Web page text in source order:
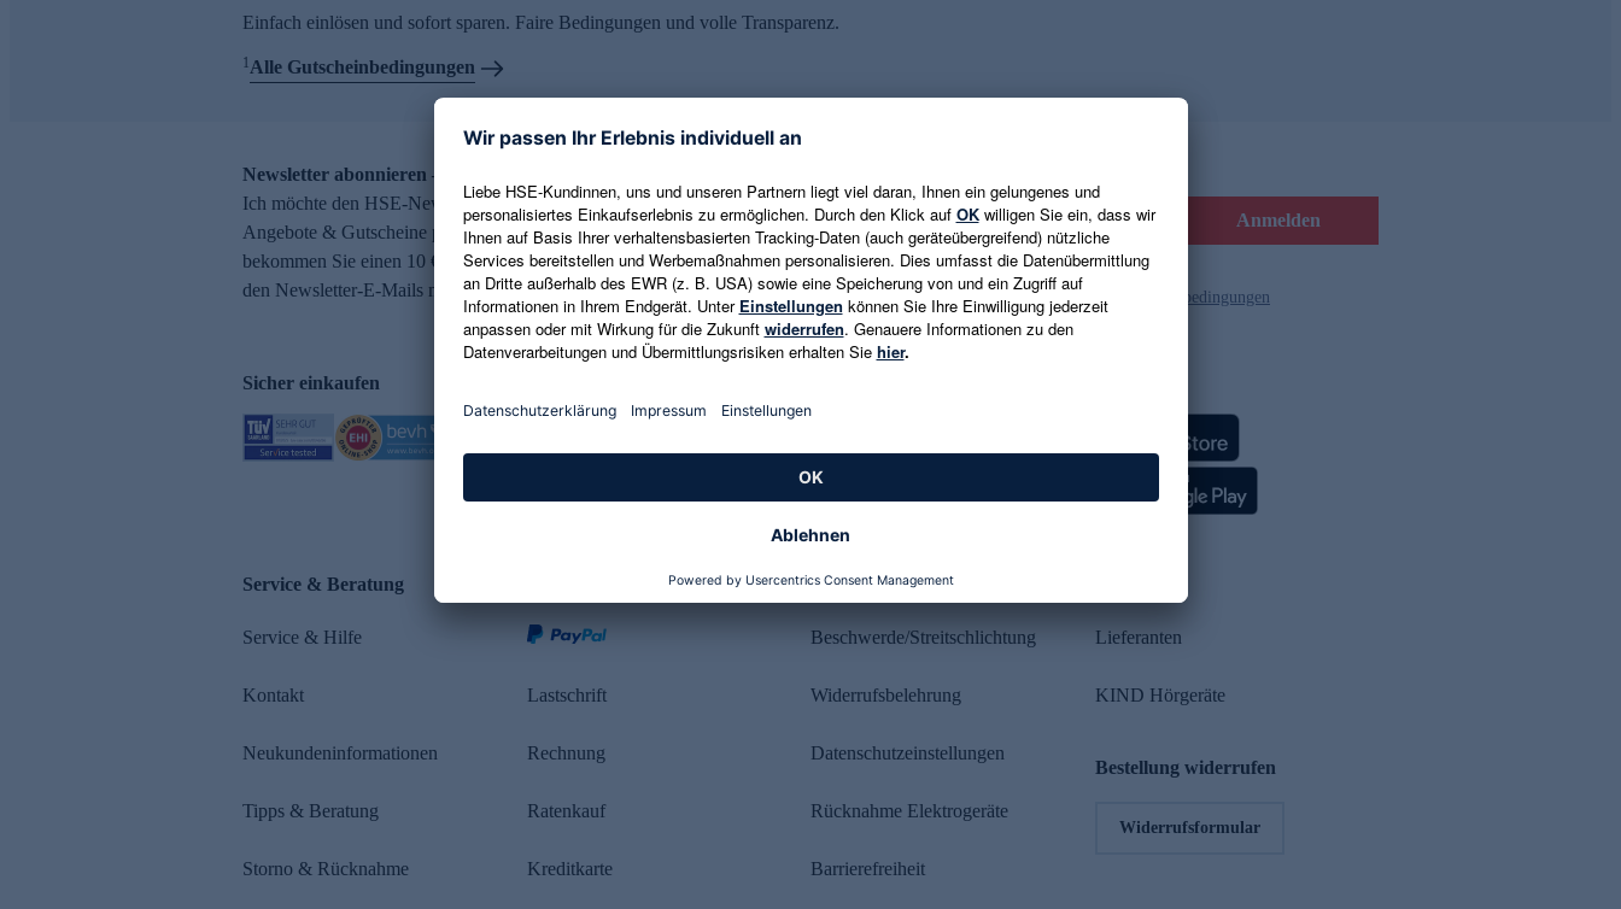
Einfach einlösen und sofort sparen. Faire Bedingungen und volle Transparenz.
1Alle Gutscheinbedingungen
Newsletter abonnieren – 10 € Gutschein erhalten
Ich möchte den HSE-Newsletter abonnieren und aktuelle Trends,
Angebote & Gutscheine per E-Mail erhalten. Als Dankeschön
bekommen Sie einen 10 € Gutschein. Eine Abmeldung ist jederzeit in
den Newsletter-E-Mails möglich.
E-Mail-Adresse eingeben Anmelden
Es gelten die Datenschutzrichtlinien und die Gutscheinbedingungen
Sicher einkaufen
Service & Beratung
Service & Hilfe
Kontakt
Neukundeninformationen
Tipps & Beratung
Storno & Rücknahme
Lastschrift
Rechnung
Ratenkauf
Kreditkarte
Rechtliches
Beschwerde/Streitschlichtung
Widerrufsbelehrung
Datenschutzeinstellungen
Rücknahme Elektrogeräte
Barrierefreiheit
Lieferanten
KIND Hörgeräte
Bestellung widerrufen
Widerrufsformular